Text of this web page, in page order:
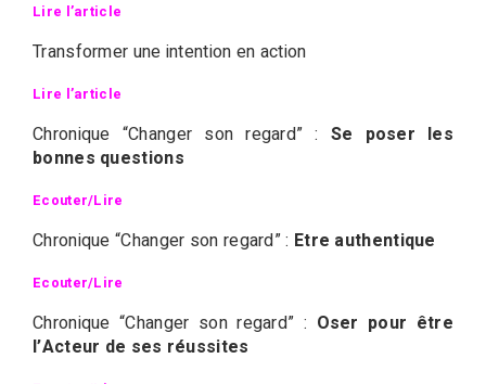
Lire l’article
Transformer une intention en action
Lire l’article
Chronique “Changer son regard” : Se poser les
bonnes questions
Ecouter/Lire
Chronique “Changer son regard” : Etre authentique
Ecouter/Lire
Chronique “Changer son regard” : Oser pour être
l’Acteur de ses réussites